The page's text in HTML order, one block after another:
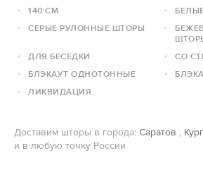
140 СМ
СЕРЫЕ РУЛОННЫЕ ШТОРЫ
ДЛЯ БЕСЕДКИ
СО
БЛЭКАУТ ОДНОТОННЫЕ
ЛИКВИДАЦИЯ
Доставим шторы в города: Саратов ,
и в любую точку России